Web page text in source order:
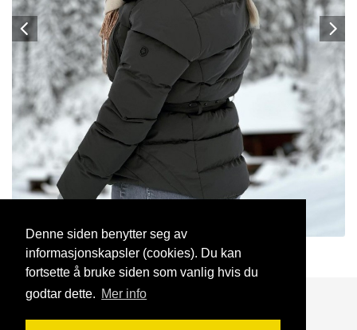
Denne siden benytter seg av
informasjonskapsler (cookies). Du kan
fortsette å bruke siden som vanlig hvis du
godtar dette. Mer info
PetraMilitär 26 Jan, 2025
Blogg Support Kontakt oss